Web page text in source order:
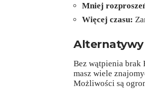
Mniej
Więcej czasu:
Alternatywy
Bez wątpienia brak
masz wiele
Możliwości są